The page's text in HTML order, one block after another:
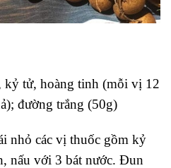
kỷ tử, hoàng tinh (mỗi vị 12
đường trắng (50g)
nhỏ các vị thuốc gồm kỷ
nấu với 3 bát nước. Đun